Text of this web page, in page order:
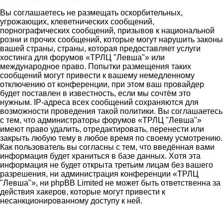
Вы соглашаетесь не размещать оскорбительных,
угрожающих, клеветнических сообщений,
порнографических сообщений, призывов к национальной
розни и прочих сообщений, которые могут нарушить законы
вашей страны, страны, которая предоставляет услуги
хостинга для форумов «ТРЛЦ "Левша"» или
международное право. Попытки размещения таких
сообщений могут привести к вашему немедленному
отключению от конференции, при этом ваш провайдер
будет поставлен в известность, если мы сочтём это
нужным. IP-адреса всех сообщений сохраняются для
возможности проведения такой политики. Вы соглашаетесь
с тем, что администраторы форумов «ТРЛЦ "Левша"»
имеют право удалить, отредактировать, перенести или
закрыть любую тему в любое время по своему усмотрению.
Как пользователь вы согласны с тем, что введённая вами
информация будет храниться в базе данных. Хотя эта
информация не будет открыта третьим лицам без вашего
разрешения, ни администрация конференции «ТРЛЦ
"Левша"», ни phpBB Limited не может быть ответственна за
действия хакеров, которые могут привести к
несанкционированному доступу к ней.